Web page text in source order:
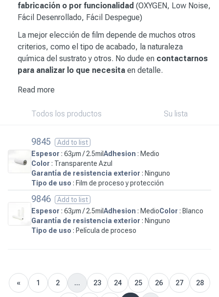
fabricación o por funcionalidad (OXYGEN, Low Noise,
Fácil Desenrollado, Fácil Despegue)
La mejor elección de film depende de muchos otros
criterios, como el tipo de acabado, la naturaleza
química del sustrato y otros. No dude en contactarnos
para analizar lo que necesita en detalle.
Read more
Todos los productos Su lista
9845
Add to list
Espesor : 63µm / 2.5mil Adhesion : Medio
Color : Transparente Azul
Garantía de resistencia exterior : Ninguno
Tipo de uso : Film de proceso y protección
9846
Add to list
Espesor : 63µm / 2.5mil Adhesion : MedioColor : Blanco
Garantía de resistencia exterior : Ninguno
Tipo de uso : Película de proceso
Previous
« 1 2 ... 23 24 25 26 27 28